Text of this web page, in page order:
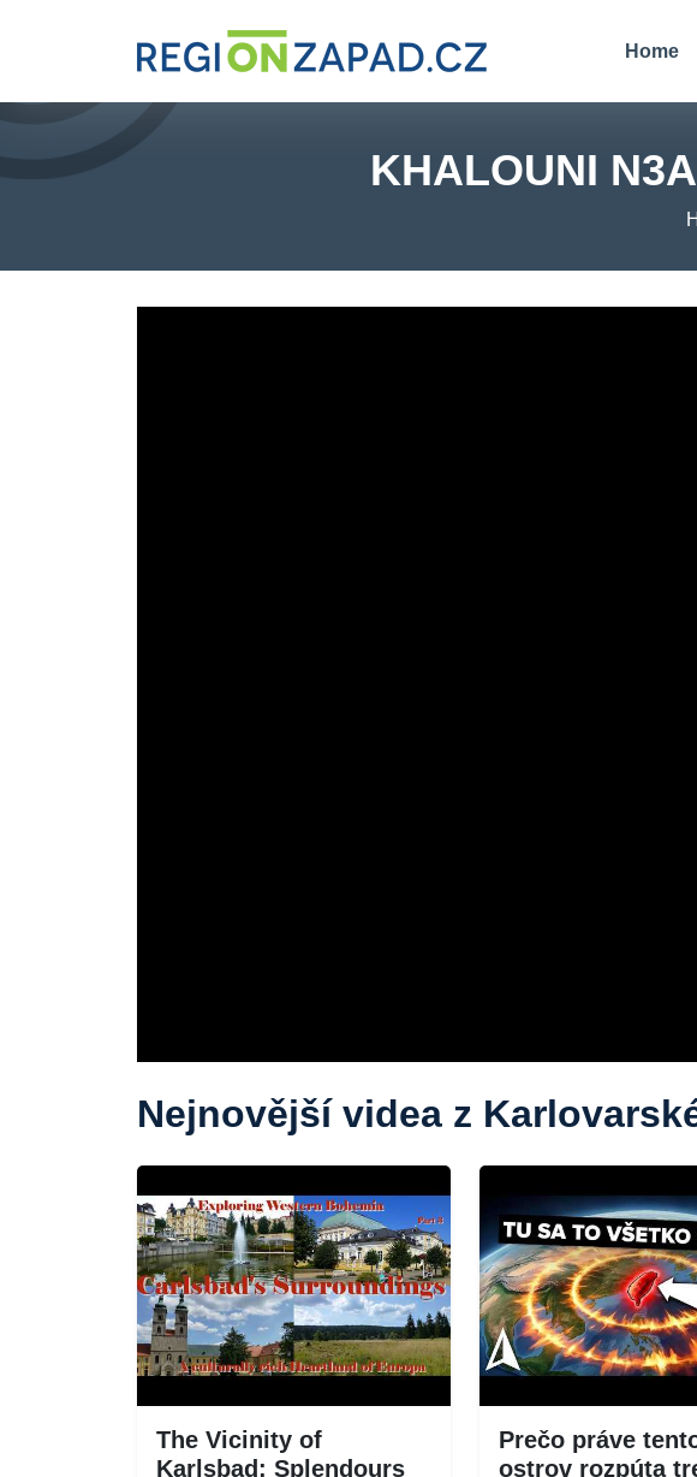
Home
KHALOUNI
Nejnovější videa z
The Vicinity of
Karlsbad: Splendours
Prečo práve
ostrov rozpúta